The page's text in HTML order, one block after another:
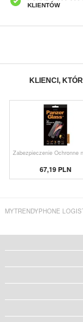
KLIENTÓW
KLIENCI,
Zabezpieczenie Ochronne
67,19 PLN
MYTRENDYPHONE